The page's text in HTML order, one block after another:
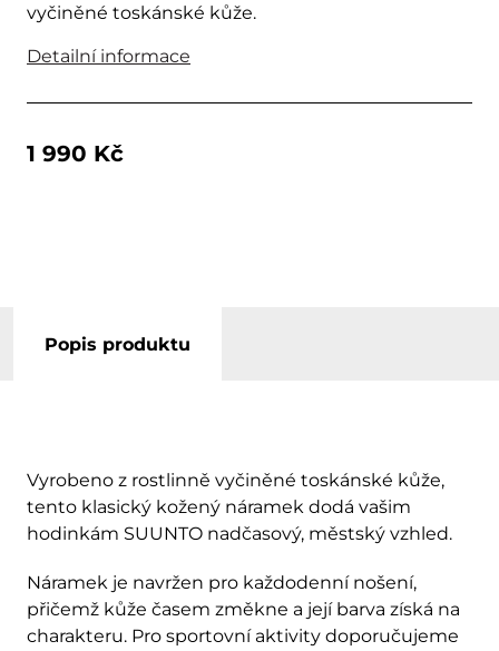
vyčiněné toskánské kůže.
Detailní informace
1 990 Kč
Popis produktu
Vyrobeno z rostlinně vyčiněné toskánské kůže,
tento klasický kožený náramek dodá vašim
hodinkám SUUNTO nadčasový, městský vzhled.
Náramek je navržen pro každodenní nošení,
přičemž kůže časem změkne a její barva získá na
charakteru. Pro sportovní aktivity doporučujeme